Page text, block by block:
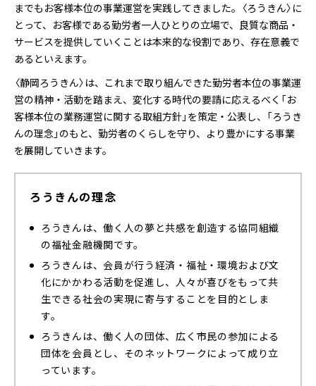
までもお客様本位の事業運営を実践してきました。〈ろうきん〉に
とって、お客様である勤労者一人ひとりの立場で、良質な商品・
サービスを提供していくことは本来的な役割であり、存在意義で
あるといえます。
〈静岡ろうきん〉は、これまで取り組んできた勤労者本位の事業運
営の精神・活動を踏まえ、変化する時代の要請に応えるべく「お
客様本位の業務運営に関する取組方針」を策定・公表し、「ろうき
んの理念」のもと、勤労者のくらしを守り、より豊かにする事業
を展開していきます。
ろうきんの理念
ろうきんは、働く人の夢と共感を創造する協同組織
の福祉金融機関です。
ろうきんは、会員が行う経済・福祉・環境および文
化にかかわる活動を促進し、人々が喜びをもって共
生できる社会の実現に寄与することを目的としま
す。
ろうきんは、働く人の団体、広く市民の参加による
団体を会員とし、そのネットワークによって成り立
っています。